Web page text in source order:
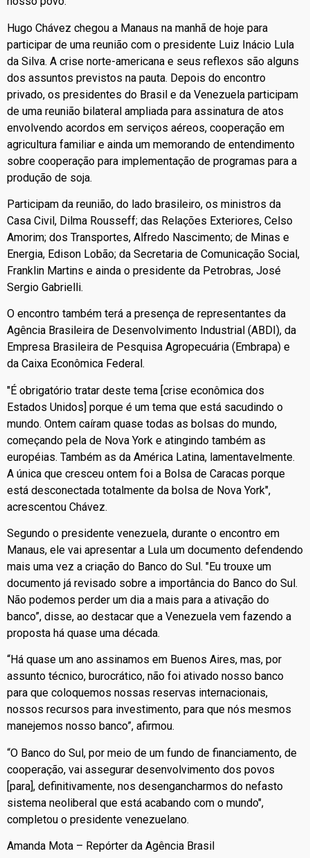
Hugo Chávez chegou a Manaus na manhã de hoje para
participar de uma reunião com o presidente Luiz Inácio Lula
da Silva. A crise norte-americana e seus reflexos são alguns
dos assuntos previstos na pauta. Depois do encontro
privado, os presidentes do Brasil e da Venezuela participam
de uma reunião bilateral ampliada para assinatura de atos
envolvendo acordos em serviços aéreos, cooperação em
agricultura familiar e ainda um memorando de entendimento
sobre cooperação para implementação de programas para a
produção de soja.
Participam da reunião, do lado brasileiro, os ministros da
Casa Civil, Dilma Rousseff; das Relações Exteriores, Celso
Amorim; dos Transportes, Alfredo Nascimento; de Minas e
Energia, Edison Lobão; da Secretaria de Comunicação Social,
Franklin Martins e ainda o presidente da Petrobras, José
Sergio Gabrielli.
O encontro também terá a presença de representantes da
Agência Brasileira de Desenvolvimento Industrial (ABDI), da
Empresa Brasileira de Pesquisa Agropecuária (Embrapa) e
da Caixa Econômica Federal.
"É obrigatório tratar deste tema [crise econômica dos
Estados Unidos] porque é um tema que está sacudindo o
mundo. Ontem caíram quase todas as bolsas do mundo,
começando pela de Nova York e atingindo também as
européias. Também as da América Latina, lamentavelmente.
A única que cresceu ontem foi a Bolsa de Caracas porque
está desconectada totalmente da bolsa de Nova York",
acrescentou Chávez.
Segundo o presidente venezuela, durante o encontro em
Manaus, ele vai apresentar a Lula um documento defendendo
mais uma vez a criação do Banco do Sul. "Eu trouxe um
documento já revisado sobre a importância do Banco do Sul.
Não podemos perder um dia a mais para a ativação do
banco”, disse, ao destacar que a Venezuela vem fazendo a
proposta há quase uma década.
“Há quase um ano assinamos em Buenos Aires, mas, por
assunto técnico, burocrático, não foi ativado nosso banco
para que coloquemos nossas reservas internacionais,
nossos recursos para investimento, para que nós mesmos
manejemos nosso banco”, afirmou.
“O Banco do Sul, por meio de um fundo de financiamento, de
cooperação, vai assegurar desenvolvimento dos povos
[para], definitivamente, nos desengancharmos do nefasto
sistema neoliberal que está acabando com o mundo",
completou o presidente venezuelano.
Amanda Mota – Repórter da Agência Brasil